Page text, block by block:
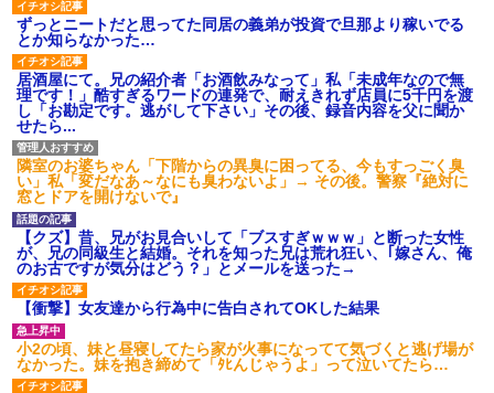
ずっとニートだと思ってた同居の義弟が投資で旦那より稼いでる
とか知らなかった…
居酒屋にて。兄の紹介者「お酒飲みなって」私「未成年なので無
理です！」酷すぎるワードの連発で、耐えきれず店員に5千円を渡
し「お勘定です。逃がして下さい」その後、録音内容を父に聞か
せたら...
隣室のお婆ちゃん「下階からの異臭に困ってる、今もすっごく臭
い」私「変だなあ～なにも臭わないよ」→ その後。警察『絶対に
窓とドアを開けないで』
【クズ】昔、兄がお見合いして「ブスすぎｗｗｗ」と断った女性
が、兄の同級生と結婚。それを知った兄は荒れ狂い、｢嫁さん、俺
のお古ですが気分はどう？」とメールを送った→
【衝撃】女友達から行為中に告白されてOKした結果
小2の頃、妹と昼寝してたら家が火事になってて気づくと逃げ場が
なかった。妹を抱き締めて「ﾀﾋんじゃうよ」って泣いてたら…